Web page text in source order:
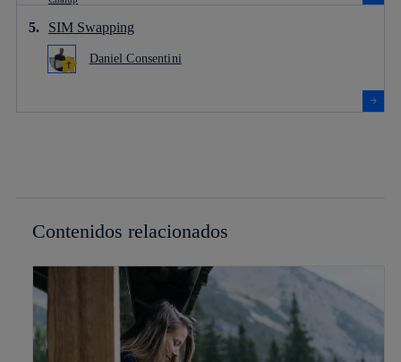
SIM Swapping
Daniel Consentini
Contenidos relacionados